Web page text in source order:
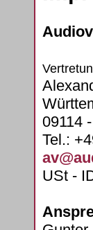
09114
Tel.:
USt -